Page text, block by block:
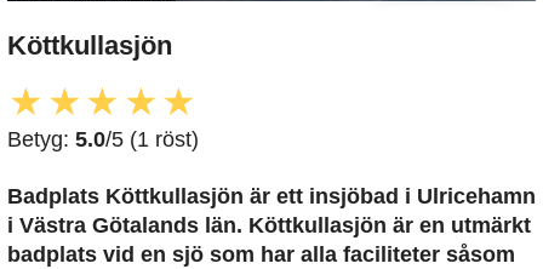
Köttkullasjön
★ ★★ ★★
Betyg: 5.0/5 (1 röst)
Badplats Köttkullasjön är ett insjöbad i Ulricehamn
i Västra Götalands län. Köttkullasjön är en utmärkt
badplats vid en sjö som har alla faciliteter såsom